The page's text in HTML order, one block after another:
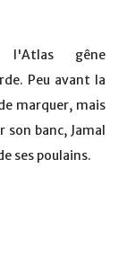
l'Atlas gêne
Peu avant la
marquer, mais
banc, Jamal
ses poulains.